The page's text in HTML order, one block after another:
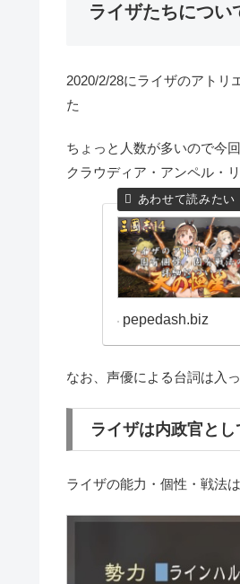
ライザたちについ
2020/2/28にライザのアトリ
た
ちょっと人数が多いので今
クラウディア・アンペル・
pepedash.biz
なお、声優による台詞は入
ライザは内政官とし
ライザの能力・個性・戦法